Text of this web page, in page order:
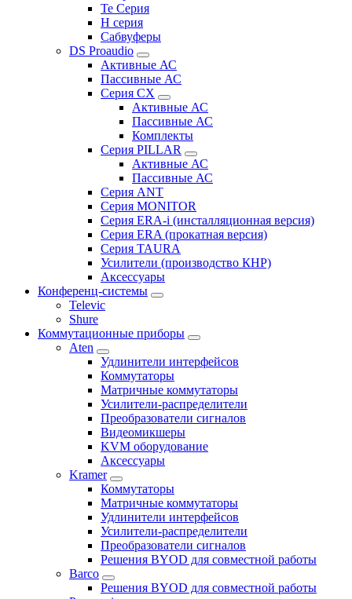
Te Серия
H серия
Сабвуферы
DS Proaudio
Активные АС
Пассивные АС
Серия CX
Активные АС
Пассивные АС
Комплекты
Серия PILLAR
Активные АС
Пассивные АС
Серия ANT
Серия MONITOR
Серия ERA-i (инсталляционная версия)
Серия ERA (прокатная версия)
Серия TAURA
Усилители (производство КНР)
Аксессуары
Конференц-системы
Televic
Shure
Коммутационные приборы
Aten
Удлинители интерфейсов
Коммутаторы
Матричные коммутаторы
Усилители-распределители
Преобразователи сигналов
Видеомикшеры
KVM оборудование
Аксессуары
Kramer
Коммутаторы
Матричные коммутаторы
Удлинители интерфейсов
Усилители-распределители
Преобразователи сигналов
Решения BYOD для совместной работы
Barco
Решения BYOD для совместной работы